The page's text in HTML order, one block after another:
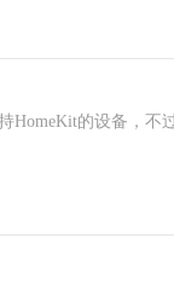
HomeKit的设备，不